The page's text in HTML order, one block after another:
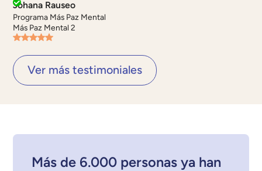
Johana Rauseo
Programa Más Paz Mental
Más Paz Mental 2
Ver más testimoniales
Más de 6.000 personas ya han